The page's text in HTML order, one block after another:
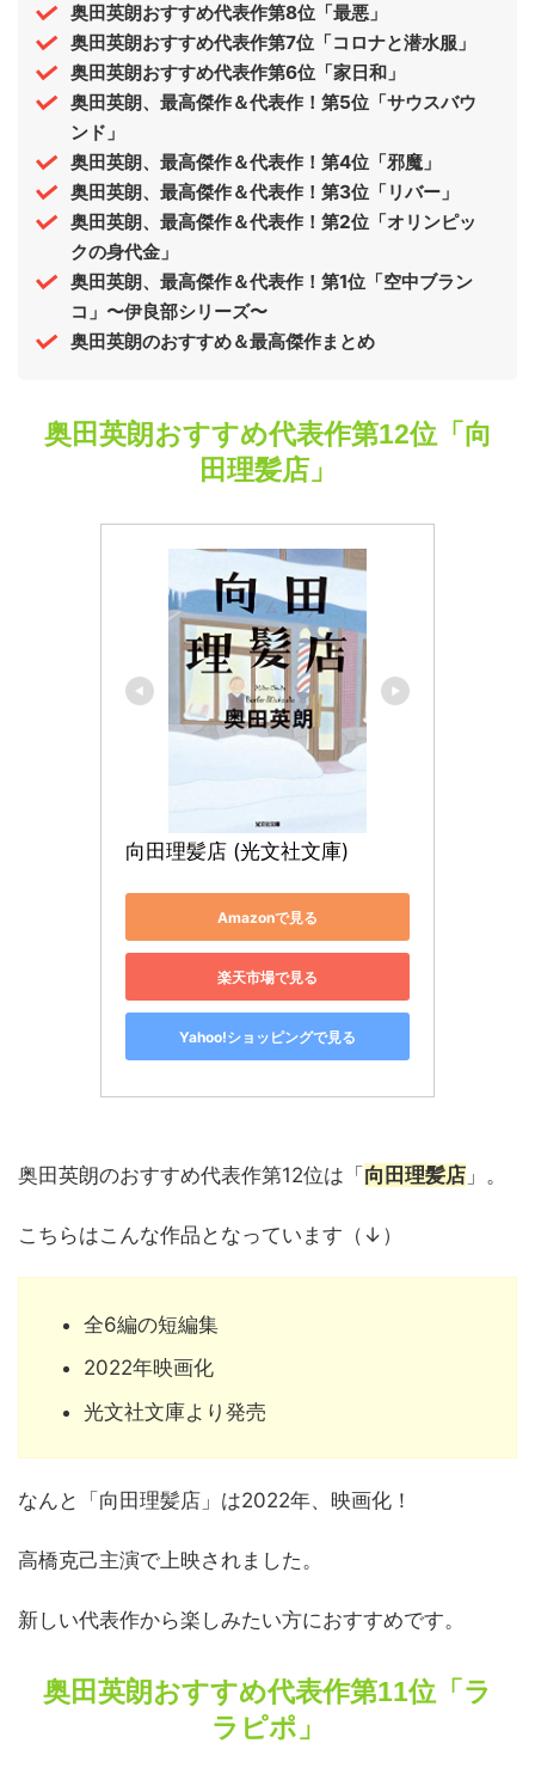
奥田英朗おすすめ代表作第8位「最悪」
奥田英朗おすすめ代表作第7位「コロナと潜水服」
奥田英朗おすすめ代表作第6位「家日和」
奥田英朗、最高傑作＆代表作！第5位「サウスバウ
ンド」
奥田英朗、最高傑作＆代表作！第4位「邪魔」
奥田英朗、最高傑作＆代表作！第3位「リバー」
奥田英朗、最高傑作＆代表作！第2位「オリンピッ
クの身代金」
奥田英朗、最高傑作＆代表作！第1位「空中ブラン
コ」〜伊良部シリーズ〜
奥田英朗のおすすめ＆最高傑作まとめ
奥田英朗おすすめ代表作第12位「向
田理髪店」
向田理髪店 (光文社文庫)
Amazonで見る
楽天市場で見る
Yahoo!ショッピングで見る
奥田英朗のおすすめ代表作第12位は「 向田理髪店 」。
こちらはこんな作品となっています（↓）
全6編の短編集
2022年映画化
光文社文庫より発売
なんと「向田理髪店」は2022年、映画化！
高橋克己主演で上映されました。
新しい代表作から楽しみたい方におすすめです。
奥田英朗おすすめ代表作第11位「ラ
ラピポ」